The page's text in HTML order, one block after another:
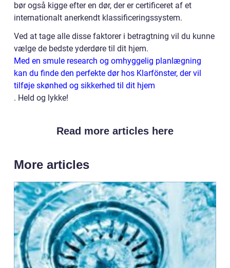
bør også kigge efter en dør, der er certificeret af et
internationalt anerkendt klassificeringssystem.
Ved at tage alle disse faktorer i betragtning vil du kunne
vælge de bedste yderdøre til dit hjem.
Med en smule research og omhyggelig planlægning
kan du finde den perfekte dør hos Klarfönster, der vil
tilføje skønhed og sikkerhed til dit hjem
. Held og lykke!
Read more articles here
More articles